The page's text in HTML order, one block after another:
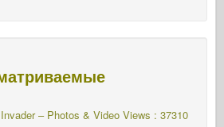
– Photos & Video Views : 37310